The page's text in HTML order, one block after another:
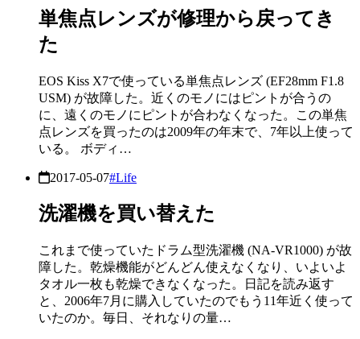
単焦点レンズが修理から戻ってき
た
EOS Kiss X7で使っている単焦点レンズ (EF28mm F1.8
USM) が故障した。近くのモノにはピントが合うの
に、遠くのモノにピントが合わなくなった。この単焦
点レンズを買ったのは2009年の年末で、7年以上使って
いる。 ボディ…
2017-05-07#Life
洗濯機を買い替えた
これまで使っていたドラム型洗濯機 (NA-VR1000) が故
障した。乾燥機能がどんどん使えなくなり、いよいよ
タオル一枚も乾燥できなくなった。日記を読み返す
と、2006年7月に購入していたのでもう11年近く使って
いたのか。毎日、それなりの量…